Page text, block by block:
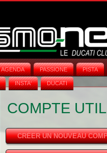
AGENDA PASSIONE PISTA
INSTA‘ DUCATI
COMPTE
CRÉER UN NOUVEAU